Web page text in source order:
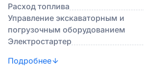
Расход топлива
Управление экскаваторным и
погрузочным оборудованием
Электростартер
Подробнее